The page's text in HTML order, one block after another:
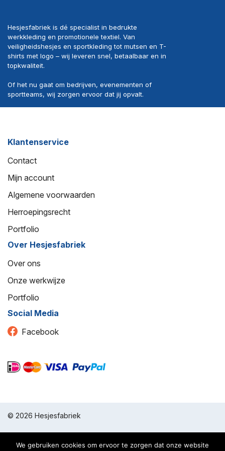
Hesjesfabriek is dé specialist in bedrukte
werkkleding en promotionele textiel. Van
veiligheidshesjes en sportkleding tot mutsen en T-
shirts met logo – wij leveren snel, betaalbaar en in
topkwaliteit.
Of het nu gaat om bedrijven, evenementen of
sportteams, wij zorgen ervoor dat jij opvalt.
Klantenservice
Contact
Mijn account
Algemene voorwaarden
Herroepingsrecht
Portfolio
Over Hesjesfabriek
Over ons
Onze werkwijze
Portfolio
Social Media
Facebook
© 2026 Hesjesfabriek
Algemene voorwaarden
We gebruiken cookies om ervoor te zorgen dat onze website